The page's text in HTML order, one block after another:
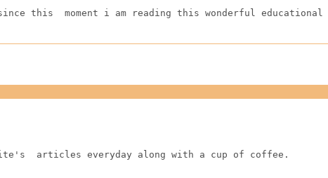
this  moment i am reading this wonderful educational
articles everyday along with a cup of coffee.